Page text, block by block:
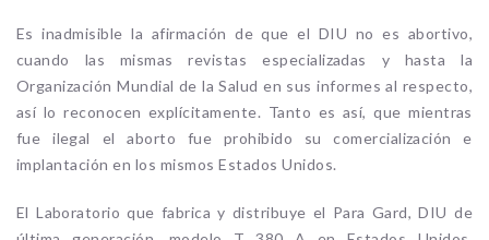
Es inadmisible la afirmación de que el DIU no es abortivo,
cuando las mismas revistas especializadas y hasta la
Organización Mundial de la Salud en sus informes al respecto,
así lo reconocen explícitamente. Tanto es así, que mientras
fue ilegal el aborto fue prohibido su comercialización e
implantación en los mismos Estados Unidos.
El Laboratorio que fabrica y distribuye el Para Gard, DIU de